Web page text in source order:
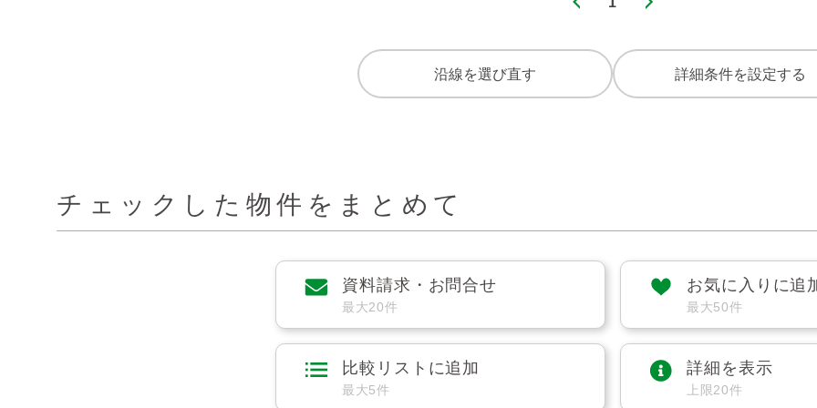
沿線を選び直す 詳細条件を設定する
チェックした物件をまとめて
資料請求・お問合せ
最大20件
お気に入りに追
最大50件
比較リストに追加
最大5件
詳細を表示
上限20件